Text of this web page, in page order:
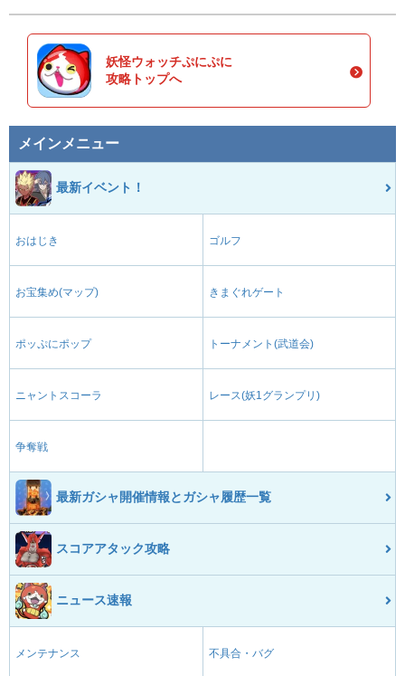
妖怪ウォッチぷにぷに
攻略トップへ
メインメニュー
最新イベント！
おはじき ゴルフ
お宝集め(マップ) きまぐれゲート
ポッぷにポップ トーナメント(武道会)
ニャントスコーラ レース(妖1グランプリ)
争奪戦
最新ガシャ開催情報とガシャ履歴一覧
スコアアタック攻略
ニュース速報
メンテナンス 不具合・バグ